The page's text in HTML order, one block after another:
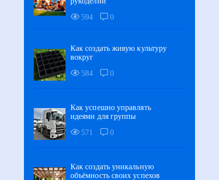
594
0
Как создать живую культуру
вокруг
584
0
Как успешно управлять
идеями для группы
571
0
Как создать уникальную
объёмность своих успехов